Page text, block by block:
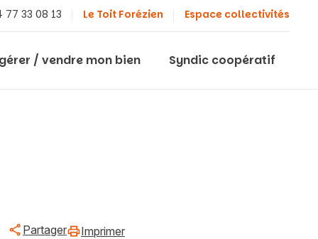
77 33 08 13 Le Toit Forézien Espace collectivités
/ vendre mon bien Syndic coopératif
Partager Imprimer